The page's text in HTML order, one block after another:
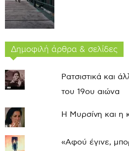
Δημοφιλή άρθρα & σελίδες
Ρατσιστικά και
του 19ου αιώνα
Η Μυρσίνη και η
«Αφού έγινε,